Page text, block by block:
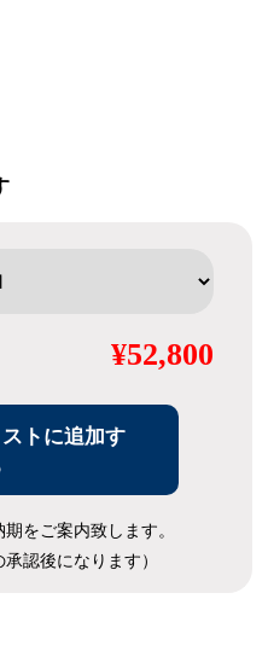
¥52,800
トに追加す
をご案内致します。
認後になります）